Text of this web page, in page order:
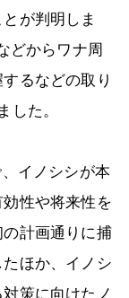
が判明しま
どからワナ周
るなどの取り
した。
イノシシが本
性や将来性を
計画通りに捕
ほか、イノシ
策に向けたノ